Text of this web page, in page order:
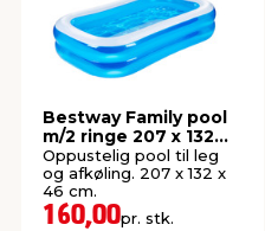
& ukrudt
& syltning
Bestway Family pool
m/2 ringe 207 x 132
cm
Oppustelig pool til leg
og afkøling. 207 x 132 x
46 cm.
160,00pr. stk.